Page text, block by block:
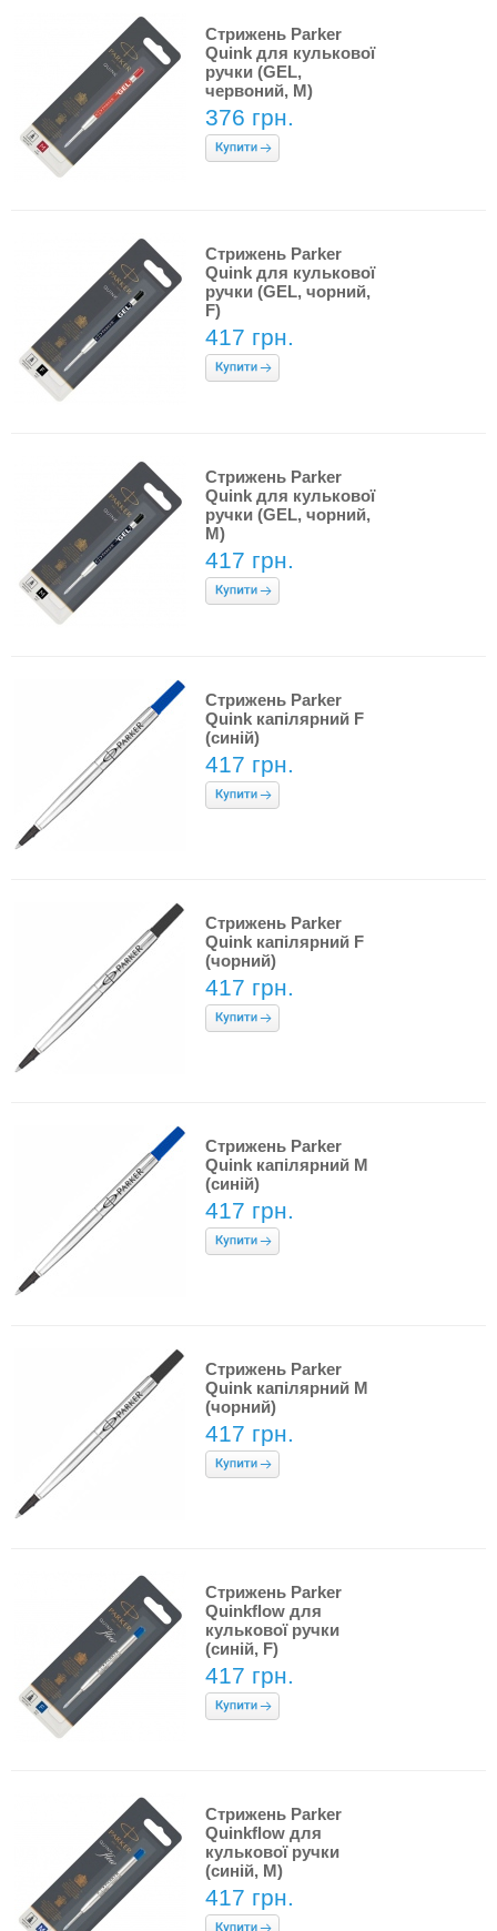
Стрижень Parker
Quink для кулькової
ручки (GEL,
червоний, M)
376 грн.
Стрижень Parker
Quink для кулькової
ручки (GEL, чорний,
F)
417 грн.
Стрижень Parker
Quink для кулькової
ручки (GEL, чорний,
M)
417 грн.
Стрижень Parker
Quink капілярний F
(синій)
417 грн.
Стрижень Parker
Quink капілярний F
(чорний)
417 грн.
Стрижень Parker
Quink капілярний M
(синій)
417 грн.
Стрижень Parker
Quink капілярний М
(чорний)
417 грн.
Стрижень Parker
Quinkflow для
кулькової ручки
(синій, F)
417 грн.
Стрижень Parker
Quinkflow для
кулькової ручки
(синій, M)
417 грн.